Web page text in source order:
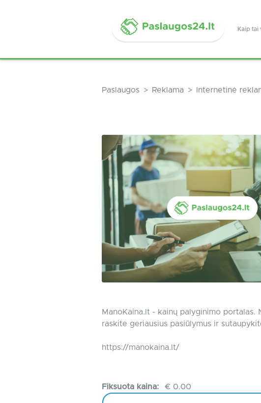
Kaip tai
Paslaugos Reklama Internetinė
ManoKaina.lt - kainų palyginimo
raskite geriausius pasiūlymus ir
https://manokaina.lt/
Fiksuota kaina: € 0.00